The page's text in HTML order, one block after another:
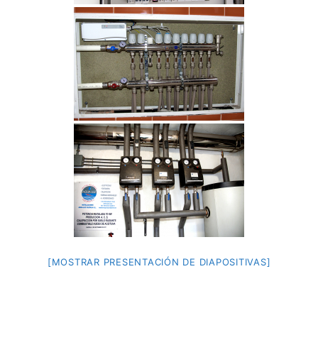
[MOSTRAR PRESENTACIÓN DE DIAPOSITIVAS]